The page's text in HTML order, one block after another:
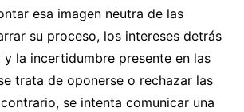
esa imagen neutra de las
su proceso, los intereses detrás
la incertidumbre presente en las
trata de oponerse o rechazar las
se intenta comunicar una